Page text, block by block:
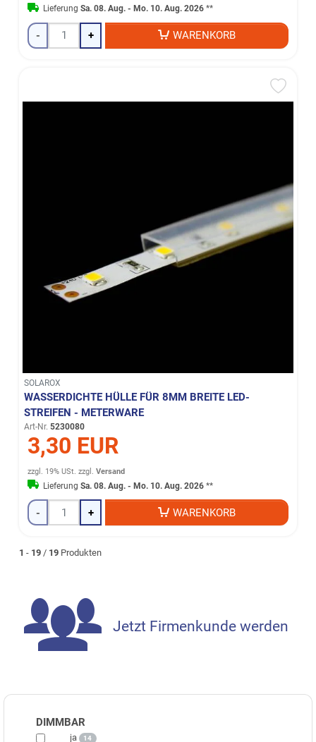
LieferungSa. 08. Aug. - Mo. 10. Aug. 2026 **
- + WARENKORB
SOLAROX
WASSERDICHTE HÜLLE FÜR 8MM BREITE LED-
STREIFEN - METERWARE
Art-Nr. 5230080
3,30 EUR
zzgl. 19% USt. zzgl.Versand
LieferungSa. 08. Aug. - Mo. 10. Aug. 2026 **
- + WARENKORB
1 - 19/ 19Produkten
Jetzt Firmenkunde werden
DIMMBAR
ja 14